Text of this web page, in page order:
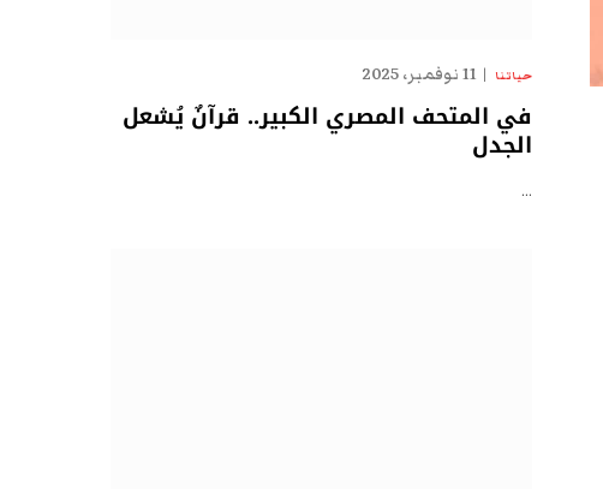
حياتنا 11 نوفمبر، 2025
في المتحف المصري الكبير.. قرآنٌ يُشعل
الجدل
…